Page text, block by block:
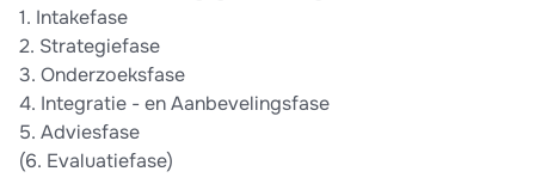
1.⁠ ⁠Intakefase
2.⁠ ⁠Strategiefase
3.⁠ ⁠Onderzoeksfase
4.⁠ ⁠Integratie - en Aanbevelingsfase
5.⁠ ⁠Adviesfase
(6.⁠ ⁠Evaluatiefase)